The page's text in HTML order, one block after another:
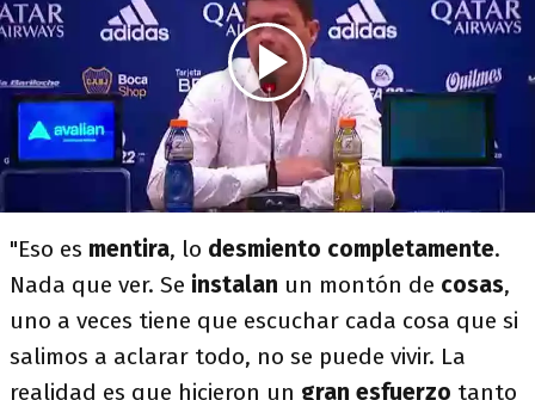
"Eso es mentira, lo desmiento completamente.
Nada que ver. Se instalan un montón de cosas,
uno a veces tiene que escuchar cada cosa que si
salimos a aclarar todo, no se puede vivir. La
realidad es que hicieron un gran esfuerzo tanto